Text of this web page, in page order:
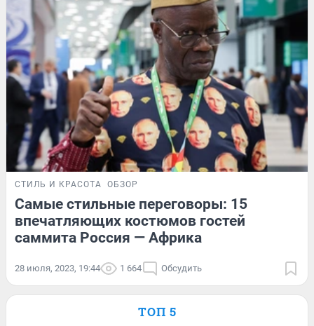
СТИЛЬ И КРАСОТА ОБЗОР
Самые стильные переговоры: 15
впечатляющих костюмов гостей
саммита Россия — Африка
28 июля, 2023, 19:44 1 664 Обсудить
ТОП 5